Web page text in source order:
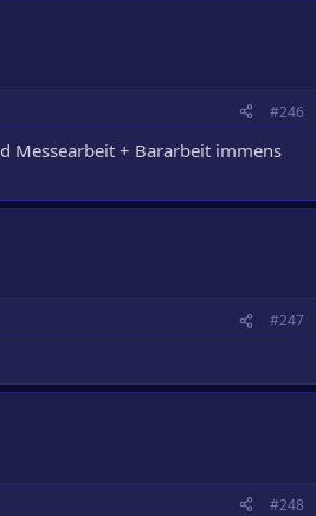
#246
Messearbeit + Bararbeit immens
#247
#248